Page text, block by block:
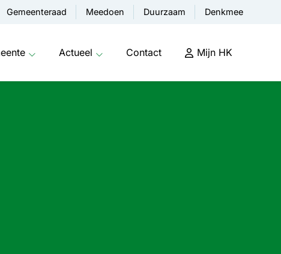
Gemeenteraad Meedoen Duurzaam Denkmee
Actueel Contact Mijn HK